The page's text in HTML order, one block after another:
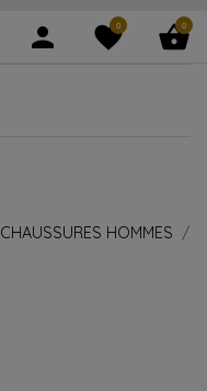
person favorite
0 shopping_basket
0
CHAUSSURES HOMMES